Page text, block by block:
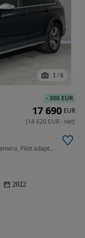
1 / 6
1968 cm3 • 200 CP • GARANTIE 2 ANI, 4X4, Camera, Pilot adaptiv, LED
2022
-300 EUR
17 690 EUR
(14 620 EUR- net)